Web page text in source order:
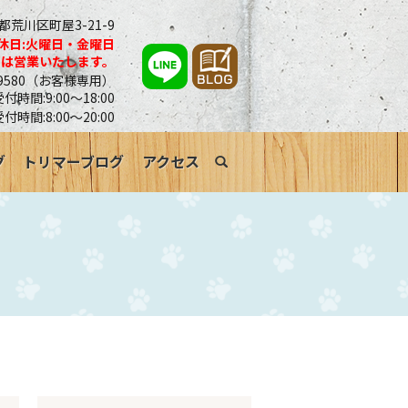
荒川区町屋3-21-9
日:火曜日・金曜日
営業いたします。
（お客様専用）
時間:9:00～18:00
付時間:8:00～20:00
トリマーブログ アクセス search